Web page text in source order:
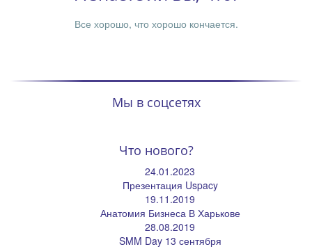
Все хорошо, что хорошо кончается.
Мы в соцсетях
Что нового?
24.01.2023
Презентация Uspacy
19.11.2019
Анатомия Бизнеса В Харькове
28.08.2019
SMM Day 13 сентября